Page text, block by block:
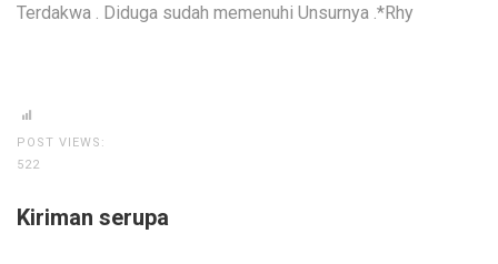
Terdakwa . Diduga sudah memenuhi Unsurnya .*Rhy
POST VIEWS:
522
Kiriman serupa